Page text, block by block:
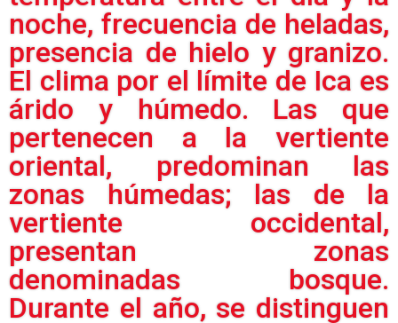
noche, frecuencia de heladas,
presencia de hielo y granizo.
El clima por el límite de Ica es
árido y húmedo. Las que
pertenecen a la vertiente
oriental, predominan las
zonas húmedas; las de la
vertiente occidental,
presentan zonas
denominadas bosque.
Durante el año, se distinguen